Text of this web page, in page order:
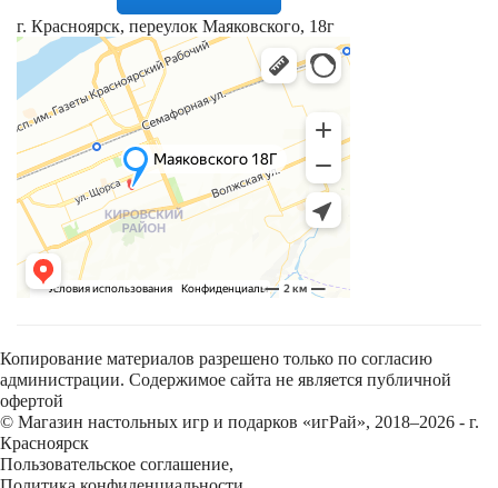
г. Красноярск, переулок Маяковского, 18г
Копирование материалов разрешено только по согласию
администрации. Содержимое сайта не является публичной
офертой
© Магазин настольных игр и подарков «игРай», 2018–2026 - г.
Красноярск
Пользовательское соглашение,